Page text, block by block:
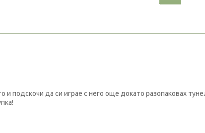
и подскочи да си играе с него още докато разопаковах